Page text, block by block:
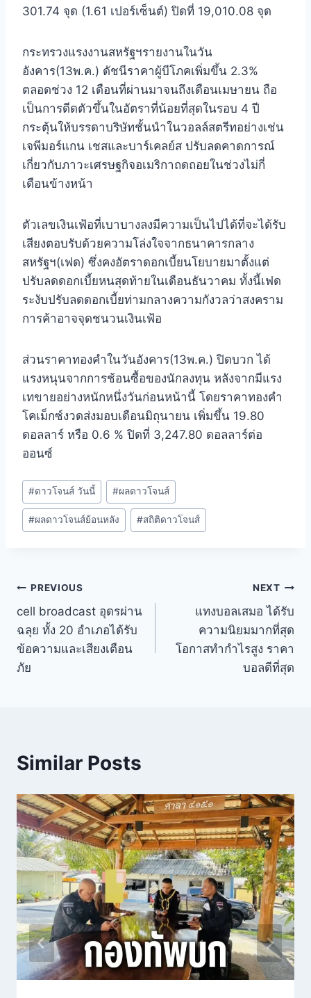
301.74 จุด (1.61 เปอร์เซ็นต์) ปิดที่ 19,010.08 จุด
กระทรวงแรงงานสหรัฐฯรายงานในวัน
อังคาร(13พ.ค.) ดัชนีราคาผู้บีโภคเพิ่มขึ้น 2.3%
ตลอดช่วง 12 เดือนที่ผ่านมาจนถึงเดือนเมษายน ถือ
เป็นการดีดตัวขึ้นในอัตราที่น้อยที่สุดในรอบ 4 ปี
กระตุ้นให้บรรดาบริษัทชั้นนำในวอลล์สตรีทอย่างเช่น
เจพีมอร์แกน เชสและบาร์เคลย์ส ปรับลดคาดการณ์
เกี่ยวกับภาวะเศรษฐกิจอเมริกาถดถอยในช่วงไม่กี่
เดือนข้างหน้า
ตัวเลขเงินเฟ้อที่เบาบางลงมีความเป็นไปได้ที่จะได้รับ
เสียงตอบรับด้วยความโล่งใจจากธนาคารกลาง
สหรัฐฯ(เฟด) ซึ่งคงอัตราดอกเบี้ยนโยบายมาตั้งแต่
ปรับลดดอกเบี้ยหนสุดท้ายในเดือนธันวาคม ทั้งนี้เฟด
ระงับปรับลดดอกเบี้ยท่ามกลางความกังวลว่าสงคราม
การค้าอาจจุดชนวนเงินเฟ้อ
ส่วนราคาทองคำในวันอังคาร(13พ.ค.) ปิดบวก ได้
แรงหนุนจากการช้อนซื้อของนักลงทุน หลังจากมีแรง
เทขายอย่างหนักหนึ่งวันก่อนหน้านี้ โดยราคาทองคำ
โคเม็กซ์งวดส่งมอบเดือนมิถุนายน เพิ่มขึ้น 19.80
ดอลลาร์ หรือ 0.6 % ปิดที่ 3,247.80 ดอลลาร์ต่อ
ออนซ์
#ดาวโจนส์ วันนี้ #ผลดาวโจนส์
#ผลดาวโจนส์ย้อนหลัง #สถิติดาวโจนส์
PREVIOUS
cell broadcast อุดรผ่าน
ฉลุย ทั้ง 20 อำเภอได้รับ
ข้อความและเสียงเตือน
ภัย
NEXT
แทงบอลเสมอ ได้รับ
ความนิยมมากที่สุด
โอกาสทำกำไรสูง ราคา
บอลดีที่สุด
Similar Posts